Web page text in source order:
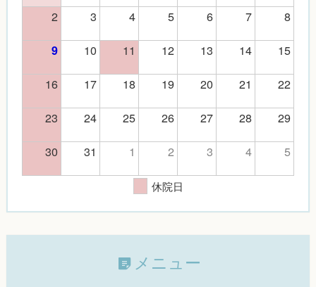
2
3 4 5 6 7 8
9 10 11 12 13 14
15
16
17 18 19 20 21
22
23
24 25 26 27 28
29
30
31 1 2 3 4 5
休院日
メニュー